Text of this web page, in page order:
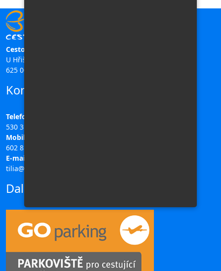
Cestovní kancelář TILIA
U Hřiště 196/11,
625 00 Brno
Kontakty
Telefon:
530 311 708
Mobil:
602 851 313
E-mail:
tilia@ck-tilia.cz
Další odkazy